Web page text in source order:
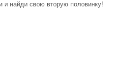
и найди свою вторую половинку!